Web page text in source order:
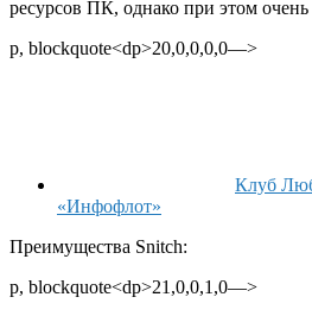
ресурсов ПК, однако при этом
p, blockquote<dp>20,0,0,0,0—>
Клуб
«Инфофлот»
Преимущества Snitch:
p, blockquote<dp>21,0,0,1,0—>